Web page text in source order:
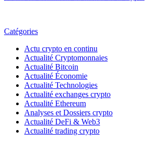
Catégories
Actu crypto en continu
Actualité Cryptomonnaies
Actualité Bitcoin
Actualité Économie
Actualité Technologies
Actualité exchanges crypto
Actualité Ethereum
Analyses et Dossiers crypto
Actualité DeFi & Web3
Actualité trading crypto